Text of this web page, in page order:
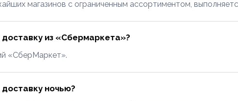
магазинов с ограниченным ассортиментом,
из «Сбермаркета»?
«СберМаркет».
ночью?